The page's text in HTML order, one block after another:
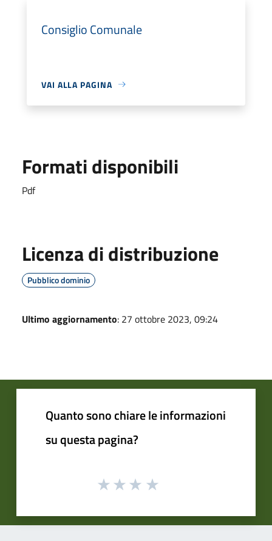
Consiglio Comunale
VAI ALLA PAGINA
Formati disponibili
Pdf
Licenza di distribuzione
Pubblico dominio
Ultimo aggiornamento: 27 ottobre 2023, 09:24
Quanto sono chiare le informazioni
su questa pagina?